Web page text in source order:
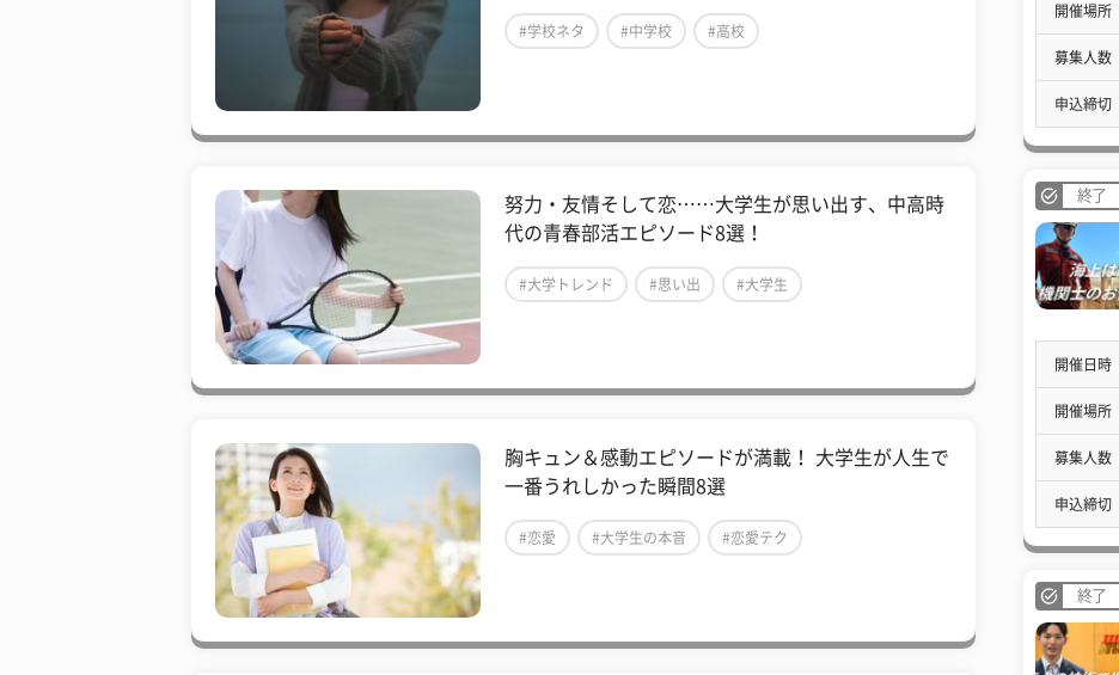
#学校ネタ #中学校 #高校
努力・友情そして恋……大学生が思い出す、中高時
代の青春部活エピソード8選！
#大学トレンド #思い出 #大学生
胸キュン＆感動エピソードが満載！ 大学生が人生で
一番うれしかった瞬間8選
#恋愛 #大学生の本音 #恋愛テク
開催場所
募集人数
申込締切
終了
開催日時
開催場所
募集人数
申込締切
終了